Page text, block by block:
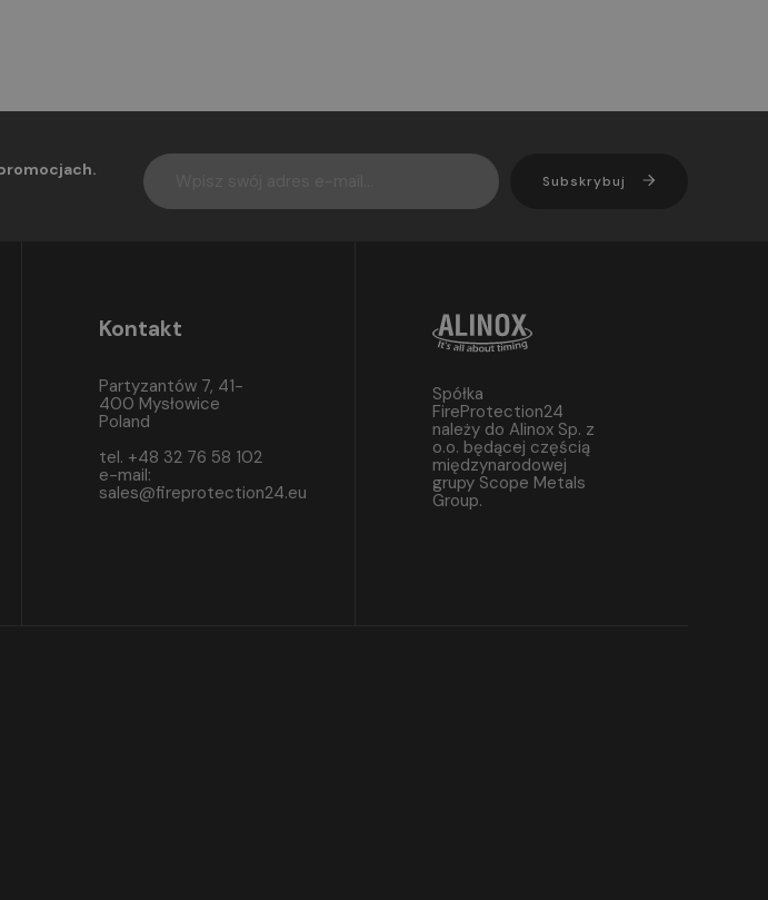
Subskrybuj
Kontakt
Partyzantów 7, 41-
400 Mysłowice
Poland
tel. +48 32 76 58 102
e-mail:
sales@fireprotection24.eu
Spółka
FireProtection24
należy do Alinox Sp. z
o.o. będącej częścią
międzynarodowej
grupy Scope Metals
Group.